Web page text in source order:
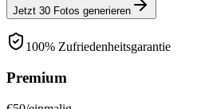
Jetzt 30 Fotos generieren
100% Zufriedenheitsgarantie
Premium